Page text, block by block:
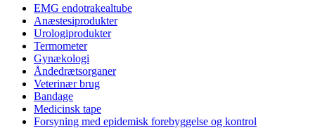
EMG endotrakealtube
Anæstesiprodukter
Urologiprodukter
Termometer
Gynækologi
Åndedrætsorganer
Veterinær brug
Bandage
Medicinsk tape
Forsyning med epidemisk forebyggelse og kontrol